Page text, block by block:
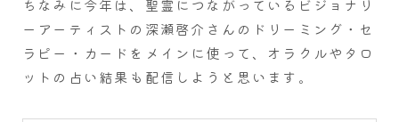
ちなみに今年は、聖霊につながっているビジョナリ
ーアーティストの深瀬啓介さんのドリーミング・セ
ラピー・カードをメインに使って、オラクルやタロ
ットの占い結果も配信しようと思います。